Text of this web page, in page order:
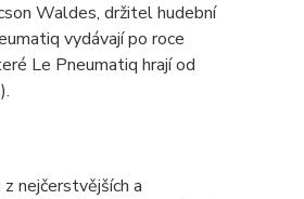
Waldes, držitel hudební
vydávají po roce
Le Pneumatiq hrají od
nejčerstvějších a